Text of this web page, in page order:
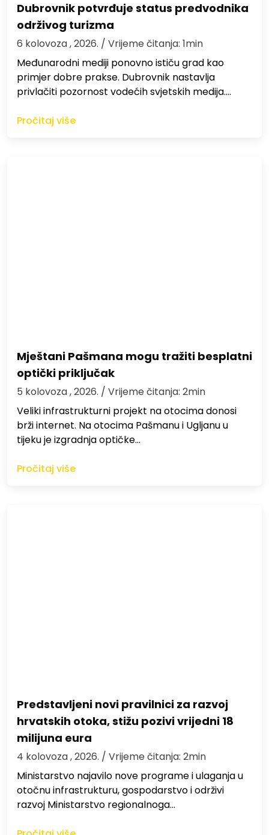
Dubrovnik potvrđuje status predvodnika
održivog turizma
6 kolovoza , 2026. / Vrijeme čitanja: 1min
Međunarodni mediji ponovno ističu grad kao
primjer dobre prakse. Dubrovnik nastavlja
privlačiti pozornost vodećih svjetskih medija.…
Pročitaj više
Mještani Pašmana mogu tražiti besplatni
optički priključak
5 kolovoza , 2026. / Vrijeme čitanja: 2min
Veliki infrastrukturni projekt na otocima donosi
brži internet. Na otocima Pašmanu i Ugljanu u
tijeku je izgradnja optičke…
Pročitaj više
Predstavljeni novi pravilnici za razvoj
hrvatskih otoka, stižu pozivi vrijedni 18
milijuna eura
4 kolovoza , 2026. / Vrijeme čitanja: 2min
Ministarstvo najavilo nove programe i ulaganja u
otočnu infrastrukturu, gospodarstvo i održivi
razvoj Ministarstvo regionalnoga…